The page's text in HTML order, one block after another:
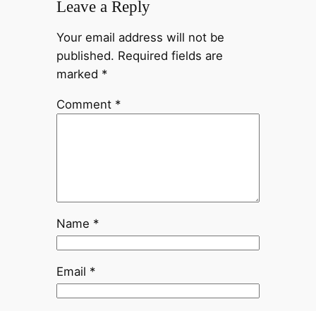
Leave a Reply
Your email address will not be
published. Required fields are
marked *
Comment *
Name *
Email *